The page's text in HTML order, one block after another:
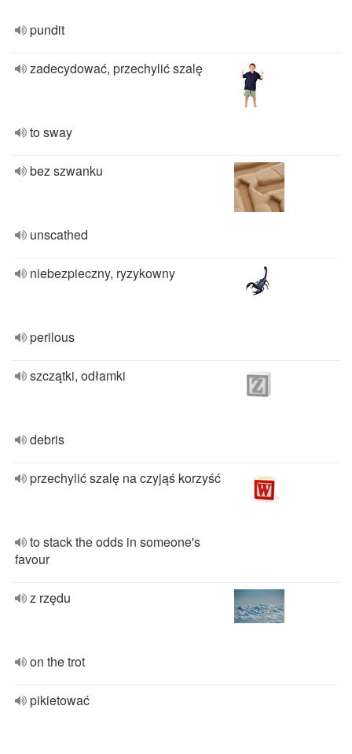
pundit
zadecydować, przechylić szalę
to sway
bez szwanku
unscathed
niebezpieczny, ryzykowny
perilous
szczątki, odłamki
debris
przechylić szalę na czyjąś korzyść
to stack the odds in someone's
favour
z rzędu
on the trot
pikietować